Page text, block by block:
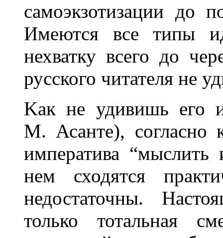
самоэкзотизации до
Имеются все типы
нехватку всего до
русского читателя не
Kак не удивишь его
М. Асанте), согласно
императива
нем сходятся
недостаточны.
только тотальная